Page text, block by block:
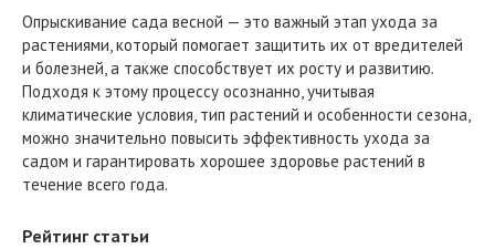
Опрыскивание сада весной — это важный этап ухода за
растениями, который помогает защитить их от вредителей
и болезней, а также способствует их росту и развитию.
Подходя к этому процессу осознанно, учитывая
климатические условия, тип растений и особенности сезона,
можно значительно повысить эффективность ухода за
садом и гарантировать хорошее здоровье растений в
течение всего года.
Рейтинг статьи